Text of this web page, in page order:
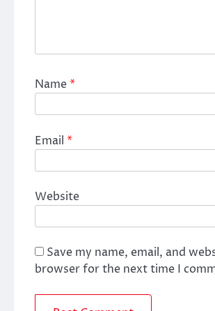
Name*
Email *
Website
Save my name, email, and
browser for the next time I